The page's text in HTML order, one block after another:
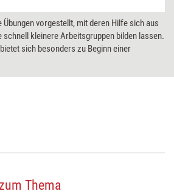
vorgestellt, mit deren Hilfe sich aus
schnell kleinere Arbeitsgruppen bilden lassen.
sich besonders zu Beginn einer
Thema